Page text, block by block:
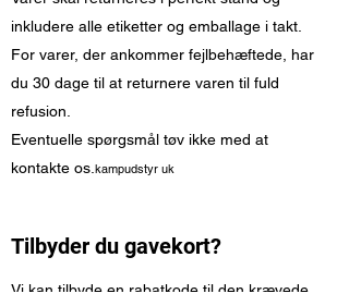
inkludere alle etiketter og emballage i takt.
For varer, der ankommer fejlbehæftede, har
du 30 dage til at returnere varen til fuld
refusion.
Eventuelle spørgsmål tøv ikke med at
kontakte os. kampudstyr uk
Tilbyder du gavekort?
Vi kan tilbyde en rabatkode til den krævede